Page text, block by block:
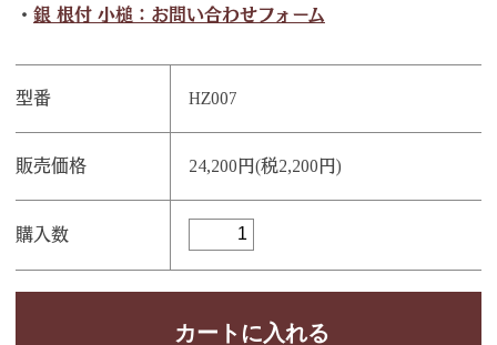
・ 銀 根付 小槌：お問い合わせフォーム
型番 HZ007
販売価格 24,200円(税2,200円)
購入数